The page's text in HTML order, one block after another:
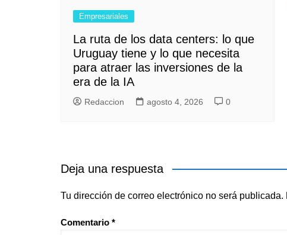
Empresariales
La ruta de los data centers: lo que
Uruguay tiene y lo que necesita
para atraer las inversiones de la
era de la IA
Redaccion agosto 4, 2026 0
Deja una respuesta
Tu dirección de correo electrónico no será publicada.
Comentario *